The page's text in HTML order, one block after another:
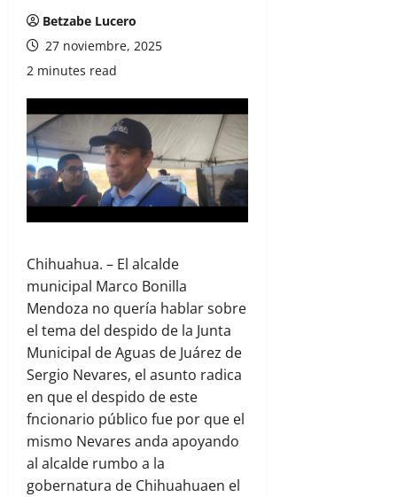
Betzabe Lucero
27 noviembre, 2025
2 minutes read
Chihuahua. – El alcalde
municipal Marco Bonilla
Mendoza no quería hablar sobre
el tema del despido de la Junta
Municipal de Aguas de Juárez de
Sergio Nevares, el asunto radica
en que el despido de este
fncionario público fue por que el
mismo Nevares anda apoyando
al alcalde rumbo a la
gobernatura de Chihuahuaen el